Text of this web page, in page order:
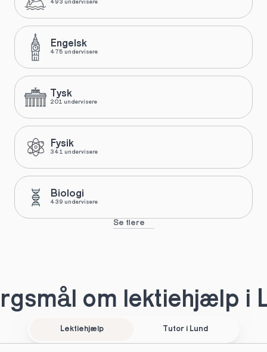
493 undervisere
Engelsk
475 undervisere
Tysk
201 undervisere
Fysik
341 undervisere
Biologi
439 undervisere
Se flere
om lektiehjælp i
Lektiehjælp Tutor i Lund